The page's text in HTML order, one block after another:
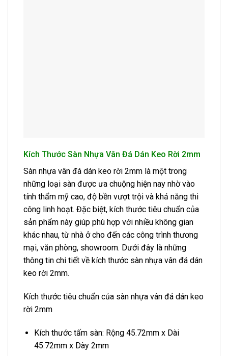
Kích Thước Sàn Nhựa Vân Đá Dán Keo Rời 2mm
Sàn nhựa vân đá dán keo rời 2mm là một trong
những loại sàn được ưa chuộng hiện nay nhờ vào
tính thẩm mỹ cao, độ bền vượt trội và khả năng thi
công linh hoạt. Đặc biệt, kích thước tiêu chuẩn của
sản phẩm này giúp phù hợp với nhiều không gian
khác nhau, từ nhà ở cho đến các công trình thương
mại, văn phòng, showroom. Dưới đây là những
thông tin chi tiết về kích thước sàn nhựa vân đá dán
keo rời 2mm.
Kích thước tiêu chuẩn của sàn nhựa vân đá dán keo
rời 2mm
Kích thước tấm sàn: Rộng 45.72mm x Dài
45.72mm x Dày 2mm